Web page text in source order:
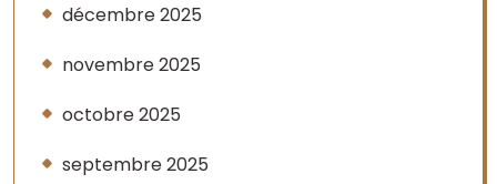
décembre 2025
novembre 2025
octobre 2025
septembre 2025